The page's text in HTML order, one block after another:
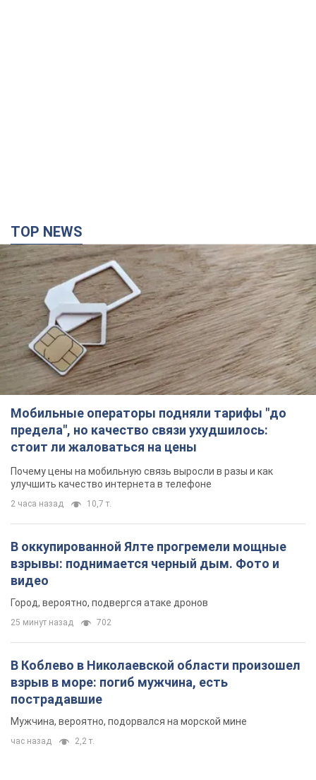
Мобильные операторы подняли тарифы "до
предела", но качество связи ухудшилось:
стоит ли жаловаться на цены
Почему цены на мобильную связь выросли в разы и как
улучшить качество интернета в телефоне
2 часа назад 10,7 т.
В оккупированной Ялте прогремели мощные
взрывы: поднимается черный дым. Фото и
видео
25 минут назад 702
В Коблево в Николаевской области произошел
взрыв в море: погиб мужчина, есть
пострадавшие
Мужчина, вероятно, подорвался на морской мине
час назад 2,2 т.